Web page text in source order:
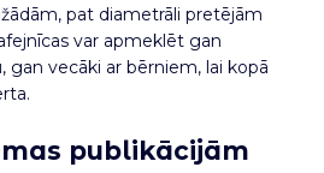
pat diametrāli pretējām
var apmeklēt gan
gan vecāki ar bērniem, lai kopā
publikācijām